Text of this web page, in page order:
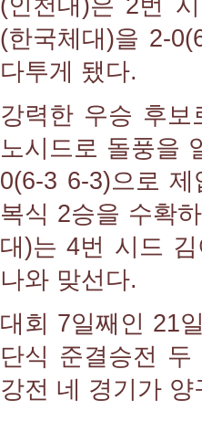
(한국체대)을 2-
다투게 됐다.
강력한 우승 후보
노시드로 돌풍을
0(6-3 6-3)으로
복식 2승을 수확
대)는 4번 시드
나와 맞선다.
대회 7일째인 21
단식 준결승전
강전 네 경기가